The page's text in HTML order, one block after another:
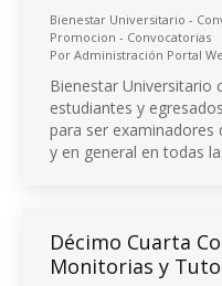
Bienestar Universitario -
Promocion - Convocatorias
Por Administración Portal
Bienestar Universitario
estudiantes y
para ser examinadores
y en general en todas
Décimo Cuarta
Monitorias y